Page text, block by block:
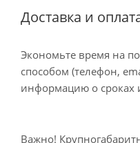
Доставка и
Экономьте время на
способом (телефон,
информацию о сроках
Важно!